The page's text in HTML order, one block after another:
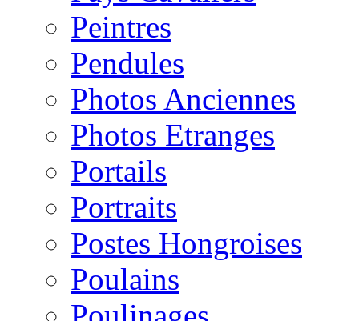
Peintres
Pendules
Photos Anciennes
Photos Etranges
Portails
Portraits
Postes Hongroises
Poulains